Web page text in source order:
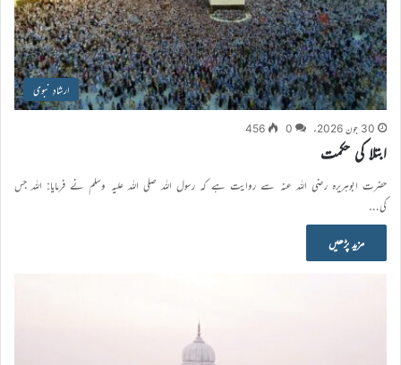
ارشادِ نبوی
30 جون 2026ء 0
456
ابتلا کی حکمت
حضرت ابوہریرہ رضی الله عنہ سے روایت ہے کہ رسول اللہ صلی اللہ علیہ وسلم نے فرمایا: اللہ جس
کی…
مزید پڑھیں